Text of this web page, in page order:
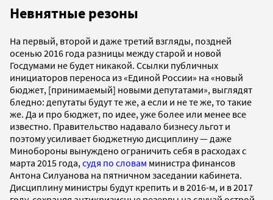
Невнятные резоны
На первый, второй и даже третий взгляды, поздней
осенью 2016 года разницы между старой и новой
Госдумами не будет никакой. Ссылки публичных
инициаторов переноса из «Единой России» на «новый
бюджет, [принимаемый] новыми депутатами», выглядят
бледно: депутаты будут те же, а если и не те же, то такие
же. Да и про бюджет, по идее, уже более или менее все
известно. Правительство надавало бизнесу льгот и
поэтому усиливает бюджетную дисциплину — даже
Минобороны вынуждено ограничить себя в расходах с
марта 2015 года, судя по словам министра финансов
Антона Силуанова на пятничном заседании кабинета.
Дисциплину министры будут крепить и в 2016-м, и в 2017